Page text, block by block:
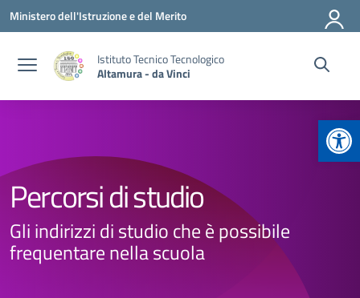
Vai ai contenuti
Vai al menu di navigazione
Vai al footer
Ministero dell'Istruzione e del Merito
Istituto Tecnico Tecnologico
Altamura - da Vinci
Percorsi di studio
Gli indirizzi di studio che è possibile
frequentare nella scuola